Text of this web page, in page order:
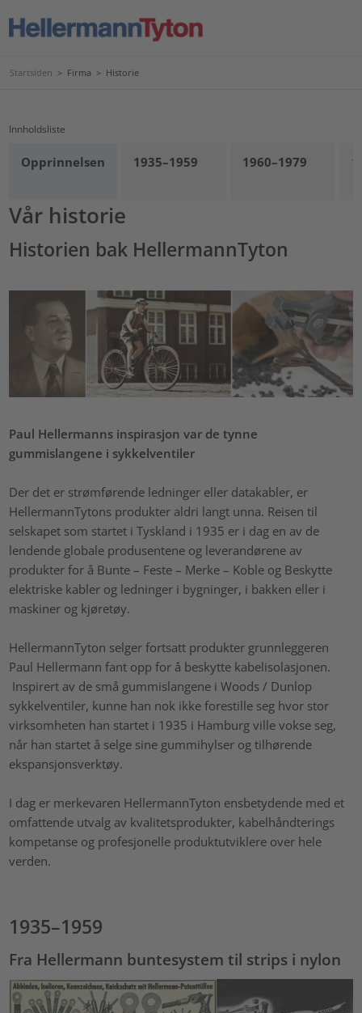
Startsiden > Firma > Historie
Innholdsliste
Opprinnelsen 1935–1959 1960–1979
Vår historie
Historien bak HellermannTyton
Paul Hellermanns inspirasjon var de tynne
gummislangene i sykkelventiler
Der det er strømførende ledninger eller datakabler, er
HellermannTytons produkter aldri langt unna. Reisen til
selskapet som startet i Tyskland i 1935 er i dag en av de
lendende globale produsentene og leverandørene av
produkter for å Bunte – Feste – Merke – Koble og Beskytte
elektriske kabler og ledninger i bygninger, i bakken eller i
maskiner og kjøretøy.
HellermannTyton selger fortsatt produkter grunnleggeren
Paul Hellermann fant opp for å beskytte kabelisolasjonen.
Inspirert av de små gummislangene i Woods / Dunlop
sykkelventiler, kunne han nok ikke forestille seg hvor stor
virksomheten han startet i 1935 i Hamburg ville vokse seg,
når han startet å selge sine gummihylser og tilhørende
ekspansjonsverktøy.
I dag er merkevaren HellermannTyton ensbetydende med et
omfattende utvalg av kvalitetsprodukter, kabelhåndterings
kompetanse og profesjonelle produktutviklere over hele
verden.
1935–1959
Fra Hellermann buntesystem til strips i nylon